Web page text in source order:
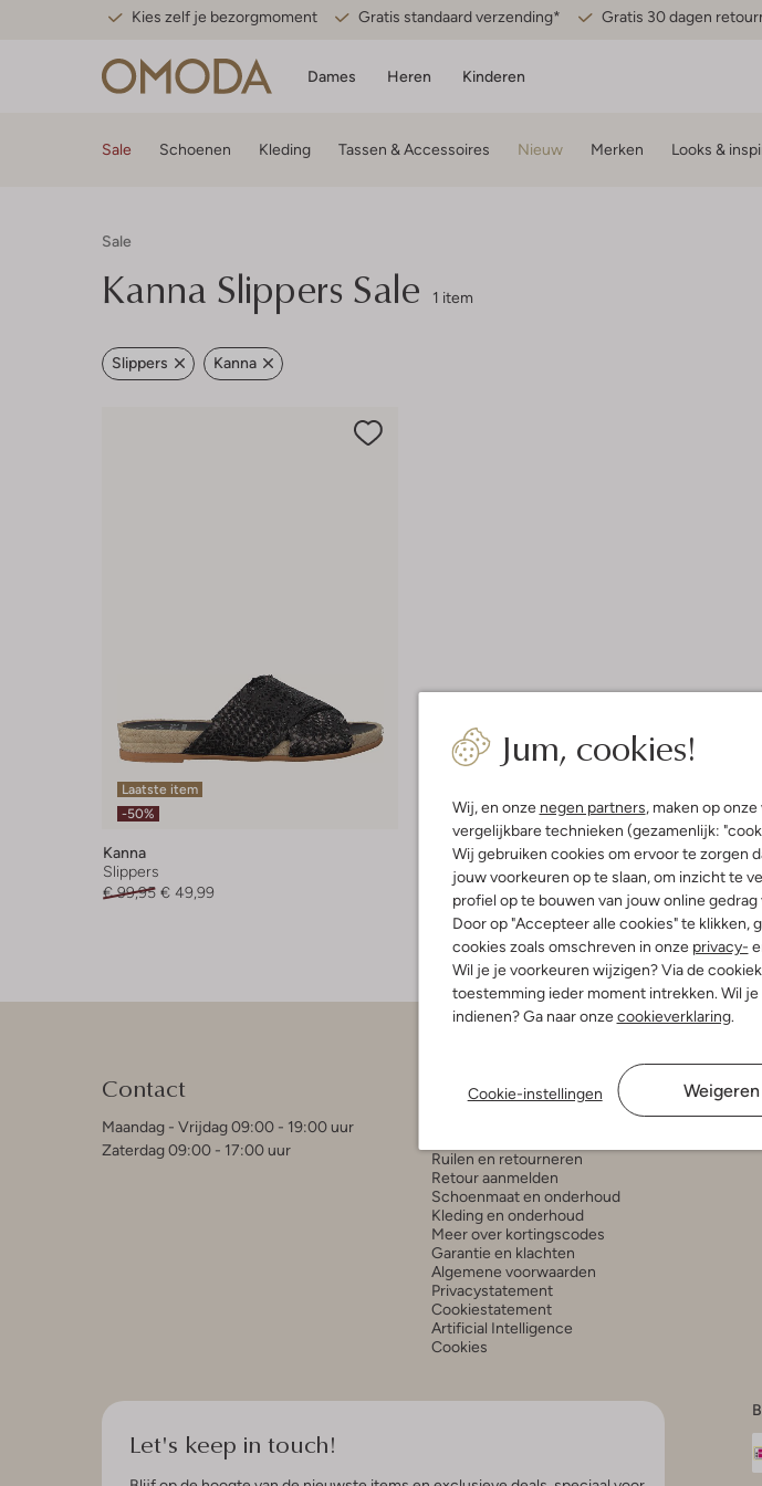
Kies zelf je bezorgmoment Gratis standaard verzending* Gratis 30 dagen
Dames Heren Kinderen
Jum, cookies!
Wij, en onze negen partners, maken op
vergelijkbare technieken (gezamenlijk:
Wij gebruiken cookies om ervoor te zorgen
jouw voorkeuren op te slaan, om inzicht te
profiel op te bouwen van jouw online
Door op "Accepteer alle cookies" te klikken,
cookies zoals omschreven in onze privacy-
Wil je je voorkeuren wijzigen? Via de
toestemming ieder moment intrekken. Wil
indienen? Ga naar onzecookieverklaring.
Cookie-instellingen Weigeren
Sale Schoenen Kleding Tassen & Accessoires Nieuw Merken Looks &
Sale
Kanna Slippers Sale 1 item
Slippers Kanna
Laatste item
-50%
Kanna
Slippers
€ 99,95 € 49,99
Contact
Maandag - Vrijdag 09:00 - 19:00 uur
Zaterdag 09:00 - 17:00 uur
Contact
Ruilen en retourneren
Retour aanmelden
Schoenmaat en onderhoud
Kleding en onderhoud
Meer over kortingscodes
Garantie en klachten
Algemene voorwaarden
Privacystatement
Cookiestatement
Artificial Intelligence
Cookies
Mijn account
Let's keep in touch!